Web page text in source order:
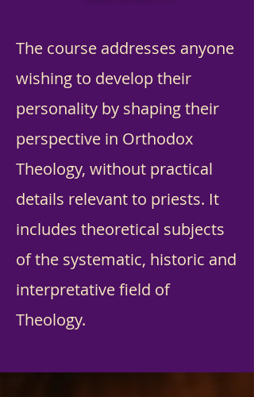
The course addresses anyone
wishing to develop their
personality by shaping their
perspective in Orthodox
Theology, without practical
details relevant to priests. It
includes theoretical subjects
of the systematic, historic and
interpretative field of
Theology.